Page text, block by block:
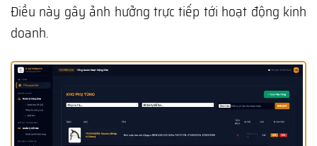
Điều này gây ảnh hưởng trực tiếp tới hoạt động kinh
doanh.